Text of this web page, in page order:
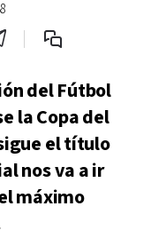
del Fútbol
la Copa del
el título
nos va a ir
máximo